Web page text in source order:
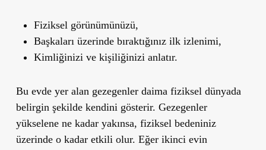
Fiziksel görünümünüzü,
Başkaları üzerinde bıraktığınız ilk izlenimi,
Kimliğinizi ve kişiliğinizi anlatır.
Bu evde yer alan gezegenler daima fiziksel dünyada
belirgin şekilde kendini gösterir. Gezegenler
yükselene ne kadar yakınsa, fiziksel bedeniniz
üzerinde o kadar etkili olur. Eğer ikinci evin